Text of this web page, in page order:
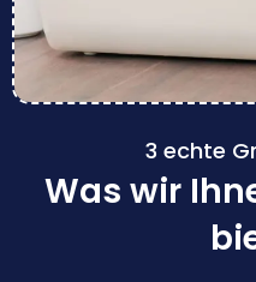
3 echte
Was wir